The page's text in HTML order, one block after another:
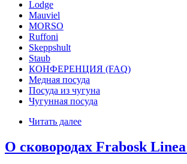
Lodge
Mauviel
MORSO
Ruffoni
Skeppshult
Staub
КОНФЕРЕНЦИЯ (FAQ)
Медная посуда
Посуда из чугуна
Чугунная посуда
Читать далее
О сковородах Frabosk